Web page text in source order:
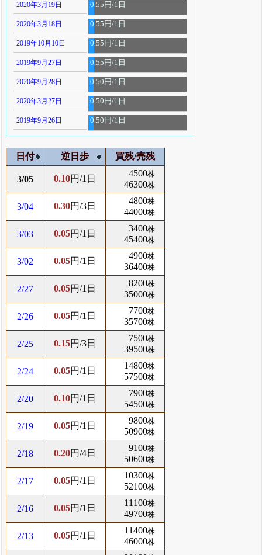
2020年3月19日 0.55円/1日
2020年3月18日 0.55円/1日
2019年10月10日 0.55円/1日
2019年9月27日 0.55円/1日
2020年9月28日 0.50円/1日
2020年3月27日 0.50円/1日
2019年9月26日 0.50円/1日
日付 逆日歩 買残/売残
3/05 0.10円/1日
4500株
46300株
3/04 0.30円/3日
4800株
44000株
3/03 0.05円/1日
3400株
45400株
3/02 0.05円/1日
4900株
36400株
2/27 0.05円/1日
8200株
35000株
2/26 0.05円/1日
7700株
35700株
2/25 0.15円/3日
7500株
39500株
2/24 0.05円/1日
14800株
57500株
2/20 0.10円/1日
7900株
54500株
2/19 0.05円/1日
9800株
50900株
2/18 0.20円/4日
9100株
50600株
2/17 0.05円/1日
10300株
52100株
2/16 0.05円/1日
11100株
49700株
2/13 0.05円/1日
11400株
46000株